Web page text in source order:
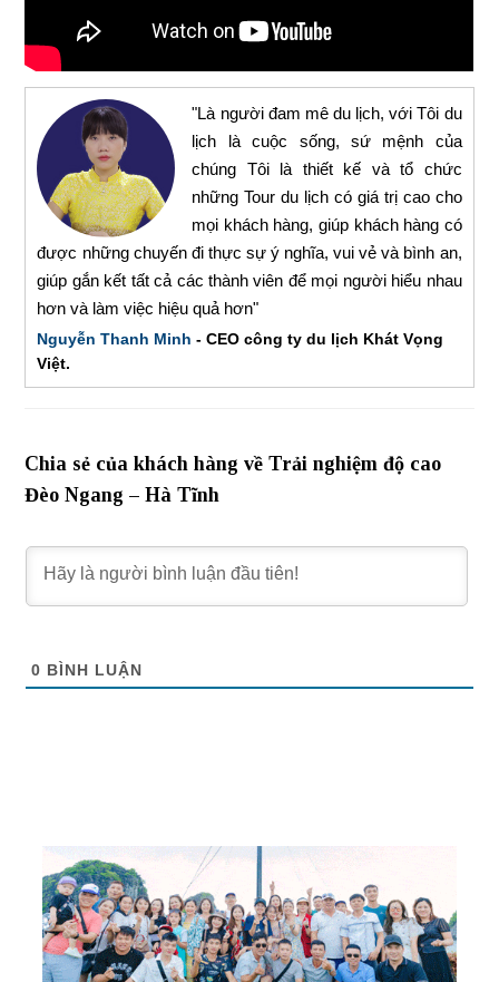
"Là người đam mê du lịch, với Tôi du
lịch là cuộc sống, sứ mệnh của
chúng Tôi là thiết kế và tổ chức
những Tour du lịch có giá trị cao cho
mọi khách hàng, giúp khách hàng có
được những chuyến đi thực sự ý nghĩa, vui vẻ và bình an,
giúp gắn kết tất cả các thành viên để mọi người hiểu nhau
hơn và làm việc hiệu quả hơn"
Nguyễn Thanh Minh - CEO công ty du lịch Khát Vọng
Việt.
Chia sẻ của khách hàng về Trải nghiệm độ cao
Đèo Ngang – Hà Tĩnh
0 BÌNH LUẬN